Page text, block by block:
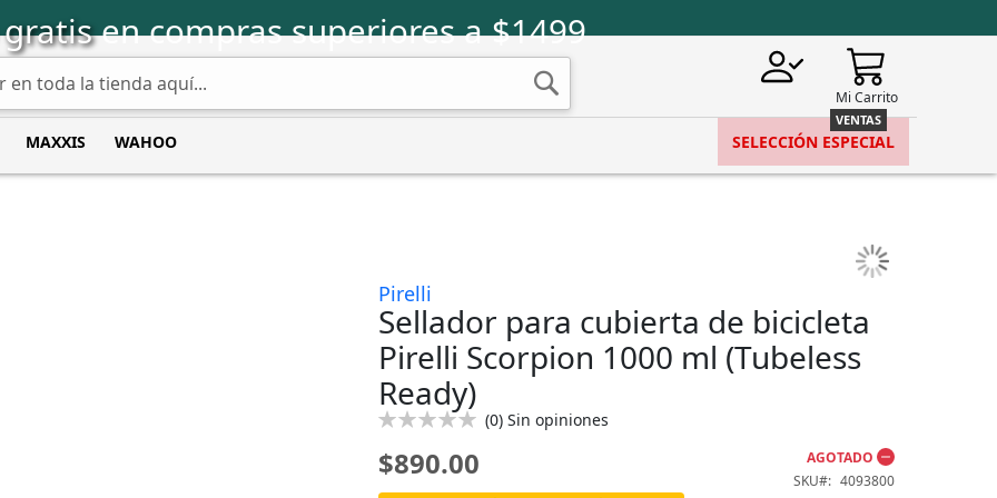
en compras superiores a $1499
Buscar
Mi Carrito
MAXXIS WAHOO SELECCIÓN ESPECIAL
Pirelli
Sellador para cubierta de bicicleta
Pirelli Scorpion 1000 ml (Tubeless
Ready)
Calificación:
(0) Sin opiniones
$890.00
AGOTADO
SKU
4093800